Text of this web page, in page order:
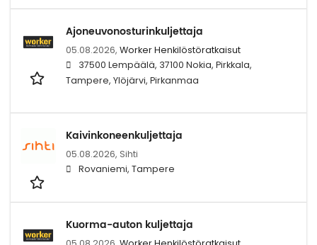
Ajoneuvonosturinkuljettaja
05.08.2026, Worker Henkilöstöratkaisut
37500 Lempäälä, 37100 Nokia, Pirkkala,
Tampere, Ylöjärvi, Pirkanmaa
Kaivinkoneenkuljettaja
05.08.2026, Sihti
Rovaniemi, Tampere
Kuorma-auton kuljettaja